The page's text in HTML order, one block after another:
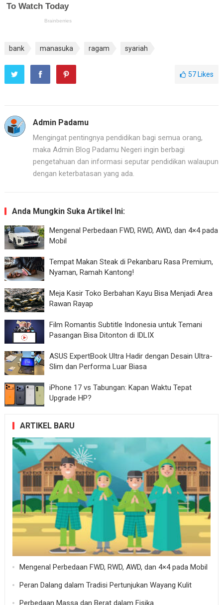
bank manasuka ragam syariah
57Likes
Admin Padamu
Mengingat pentingnya pendidikan bagi semua orang,
maka Admin Blog Padamu Negeri ingin berbagi
pengetahuan dan informasi seputar pendidikan walaupun
dengan keterbatasan yang ada.
Anda Mungkin Suka Artikel Ini:
Mengenal Perbedaan FWD, RWD, AWD, dan 4×4 pada
Mobil
Tempat Makan Steak di Pekanbaru Rasa Premium,
Nyaman, Ramah Kantong!
Meja Kasir Toko Berbahan Kayu Bisa Menjadi Area
Rawan Rayap
Film Romantis Subtitle Indonesia untuk Temani
Pasangan Bisa Ditonton di IDLIX
ASUS ExpertBook Ultra Hadir dengan Desain Ultra-
Slim dan Performa Luar Biasa
iPhone 17 vs Tabungan: Kapan Waktu Tepat
Upgrade HP?
ARTIKEL BARU
Mengenal Perbedaan FWD, RWD, AWD, dan 4×4 pada Mobil
Peran Dalang dalam Tradisi Pertunjukan Wayang Kulit